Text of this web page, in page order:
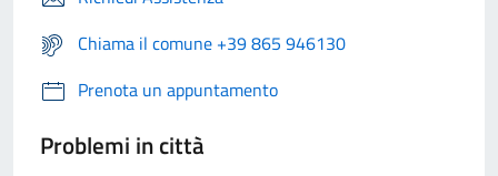
Chiama il comune +39 865 946130
Prenota un appuntamento
Problemi in città